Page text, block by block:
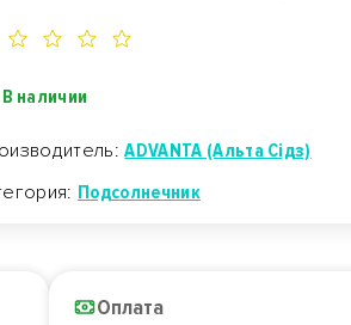
В наличии
ADVANTA (Альта Сідз)
Подсолнечник
Оплата